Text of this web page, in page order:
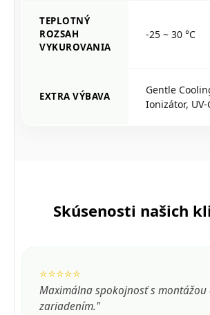
TEPLOTNÝ
ROZSAH
VYKUROVANIA
-25 ~ 30 °C
EXTRA VÝBAVA
Gentle
Ionizátor,
Skúsenosti našich
⭐⭐⭐⭐⭐
Maximálna spokojnosť s montážou
zariadením."